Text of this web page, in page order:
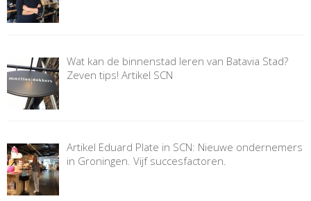
Wat kan de binnenstad leren van Batavia Stad?
Zeven tips! Artikel SCN
Artikel Eduard Plate in SCN: Nieuwe ondernemers
in Groningen. Vijf succesfactoren.